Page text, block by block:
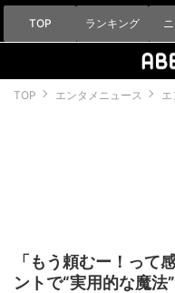
TOP ランキング
TOP エンタメニュース エ
「もう頼むー！って
ントで“実用的な魔法